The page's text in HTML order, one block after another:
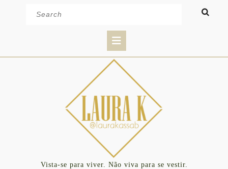
Button
Vista-se para viver. Não viva para se vestir.